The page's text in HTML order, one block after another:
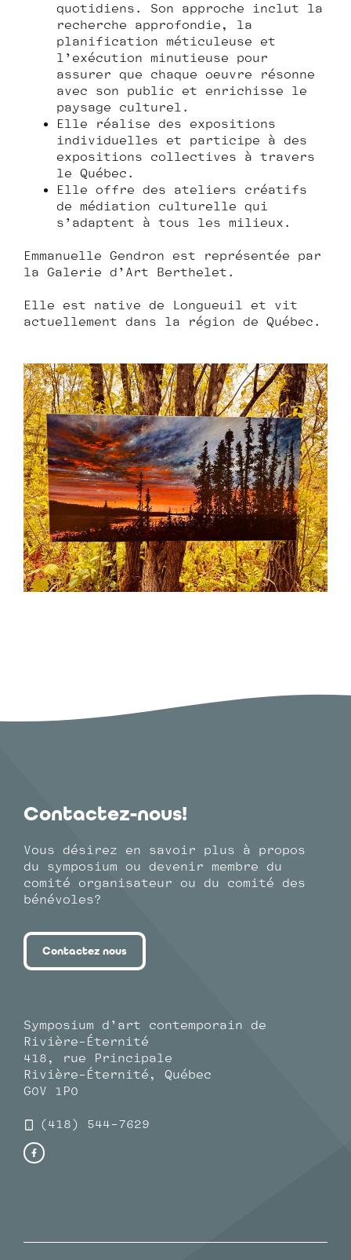
quotidiens. Son approche inclut la
recherche approfondie, la
planification méticuleuse et
l’exécution minutieuse pour
assurer que chaque œuvre résonne
avec son public et enrichisse le
paysage culturel.
Elle réalise des expositions
individuelles et participe à des
expositions collectives à travers
le Québec.
Elle offre des ateliers créatifs
de médiation culturelle qui
s’adaptent à tous les milieux.
Emmanuelle Gendron est représentée par
la Galerie d’Art Berthelet.
Elle est native de Longueuil et vit
actuellement dans la région de Québec.
Contactez-nous!
Vous désirez en savoir plus à propos
du symposium ou devenir membre du
comité organisateur ou du comité des
bénévoles?
Contactez nous
Symposium d’art contemporain de
Rivière-Éternité
418, rue Principale
Rivière-Éternité, Québec
G0V 1P0
(418) 544-7629